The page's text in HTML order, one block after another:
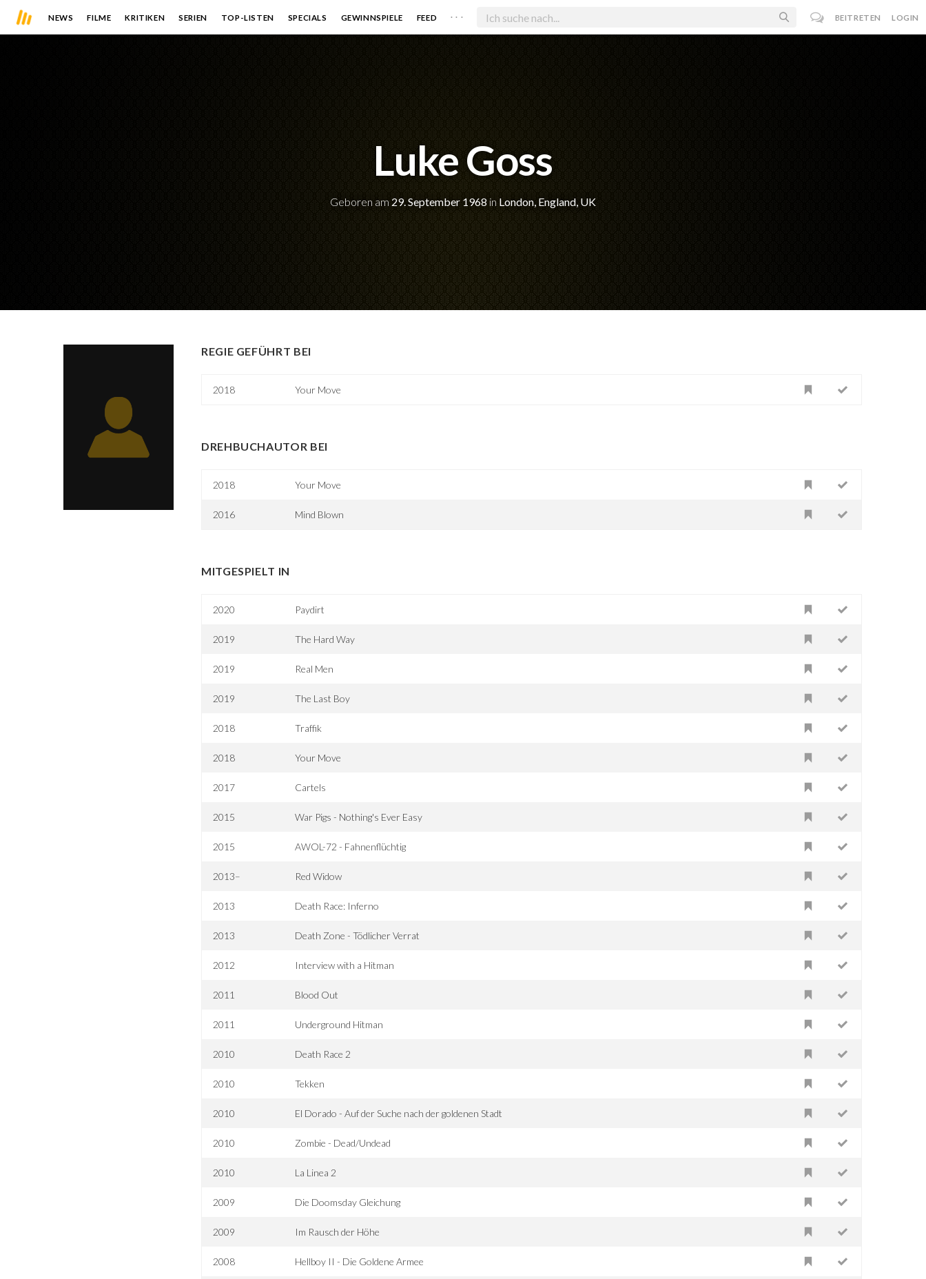
NEWS FILME KRITIKEN SERIEN TOP-LISTEN SPECIALS GEWINNSPIELE FEED . . . BEITRETEN LOGIN
Luke Goss
Geboren am 29. September 1968 in London, England, UK
REGIE GEFÜHRT BEI
2018 Your Move
DREHBUCHAUTOR BEI
2018 Your Move
2016 Mind Blown
MITGESPIELT IN
2020 Paydirt
2019 The Hard Way
2019 Real Men
2019 The Last Boy
2018 Traffik
2018 Your Move
2017 Cartels
2015 War Pigs - Nothing's Ever Easy
2015 AWOL-72 - Fahnenflüchtig
2013– Red Widow
2013 Death Race: Inferno
2013 Death Zone - Tödlicher Verrat
2012 Interview with a Hitman
2011 Blood Out
2011 Underground Hitman
2010 Death Race 2
2010 Tekken
2010 El Dorado - Auf der Suche nach der goldenen Stadt
2010 Zombie - Dead/Undead
2010 La Linea 2
2009 Die Doomsday Gleichung
2009 Im Rausch der Höhe
2008 Hellboy II - Die Goldene Armee